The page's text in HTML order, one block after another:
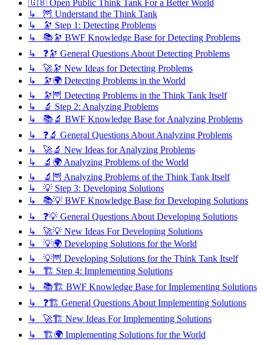
🇬🇧 Open Public Think Tank For a Better World
↳ 🦉 Understand the Think Tank
↳ 🔭 Step 1: Detecting Problems
↳ 📚🔭 BWF Knowledge Base for Detecting Problems
↳ ❓🔭 General Questions About Detecting Problems
↳ 🚀🔭 New Ideas for Detecting Problems
↳ 🔭🌍 Detecting Problems in the World
↳ 🔭🦉 Detecting Problems in the Think Tank Itself
↳ 🔬 Step 2: Analyzing Problems
↳ 📚🔬 BWF Knowledge Base for Analyzing Problems
↳ ❓🔬 General Questions About Analyzing Problems
↳ 🚀🔬 New Ideas for Analyzing Problems
↳ 🔬🌍 Analyzing Problems of the World
↳ 🔬🦉 Analyzing Problems of the Think Tank Itself
↳ 💡 Step 3: Developing Solutions
↳ 📚💡 BWF Knowledge Base for Developing Solutions
↳ ❓💡 General Questions About Developing Solutions
↳ 🚀💡 New Ideas For Developing Solutions
↳ 💡🌍 Developing Solutions for the World
↳ 💡🦉 Developing Solutions for the Think Tank Itself
↳ 🏗️ Step 4: Implementing Solutions
↳ 📚🏗️ BWF Knowledge Base for Implementing Solutions
↳ ❓🏗️ General Questions About Implementing Solutions
↳ 🚀🏗️ New Ideas For Implementing Solutions
↳ 🏗️🌍 Implementing Solutions for the World